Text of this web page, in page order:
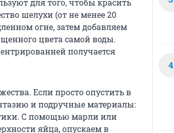
для того, чтобы красить
шелухи (от не менее 20
огне, затем добавляем
цвета самой воды.
получается
Если просто опустить в
и подручные материалы:
С помощью марли или
яйца, опускаем в
4